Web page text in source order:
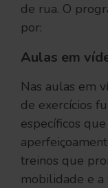
de rua. O
por:
Aulas em
Nas aulas em
de exercícios
específicos
treinos que
mobilidade e